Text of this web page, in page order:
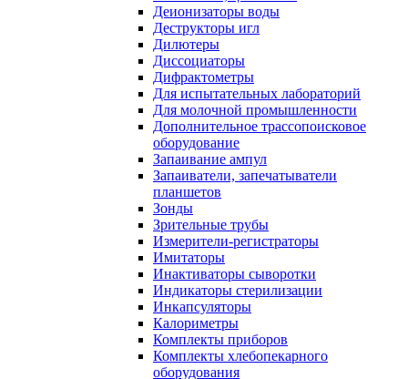
Деионизаторы воды
Деструкторы игл
Дилютеры
Диссоциаторы
Дифрактометры
Для испытательных лабораторий
Для молочной промышленности
Дополнительное трассопоисковое
оборудование
Запаивание ампул
Запаиватели, запечатыватели
планшетов
Зонды
Зрительные трубы
Измерители-регистраторы
Имитаторы
Инактиваторы сыворотки
Индикаторы стерилизации
Инкапсуляторы
Калориметры
Комплекты приборов
Комплекты хлебопекарного
оборудования